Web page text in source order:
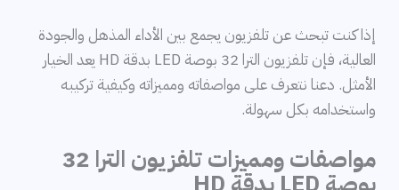
إذا كنت تبحث عن تلفزيون يجمع بين الأداء المذهل والجودة
العالية، فإن تلفزيون الترا 32 بوصة LED بدقة HD يعد الخيار
الأمثل. دعنا نتعرف على مواصفاته ومميزاته وكيفية تركيبه
واستخدامه بكل سهولة.
مواصفات ومميزات تلفزيون الترا 32